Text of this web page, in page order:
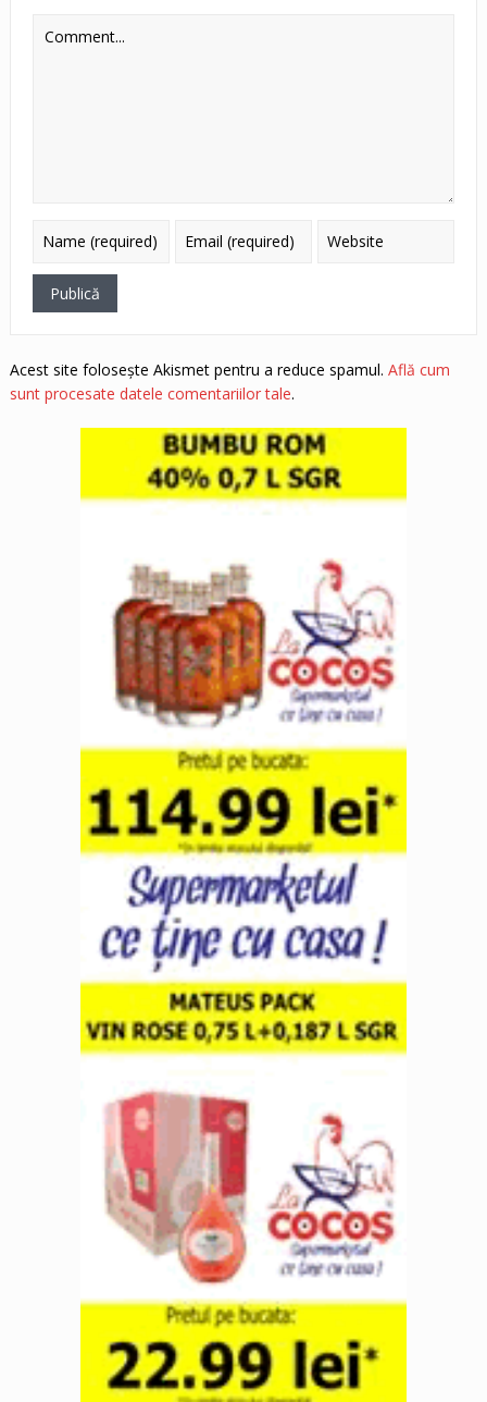
Acest site folosește Akismet pentru a reduce spamul. Află cum
sunt procesate datele comentariilor tale.